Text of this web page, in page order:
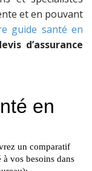
et en pouvant
guide santé en
d’assurance